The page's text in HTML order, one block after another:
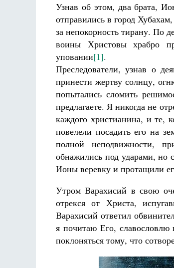
Узнав об этом, два брата,
отправились в город
за непокорность тирану. По
воины Христовы храбро
уповании[1].
Преследователи, узнав о
принести жертву солнцу,
попытались сломить
предлагаете. Я никогда не
каждого христианина, и те,
повелели посадить его на
полной неподвижности,
обнажились под ударами, но
Ионы веревку и протащили
Утром Варахисий в свою
отрекся от Христа,
Варахисий ответил
я почитаю Его, славословлю
поклоняться тому, что